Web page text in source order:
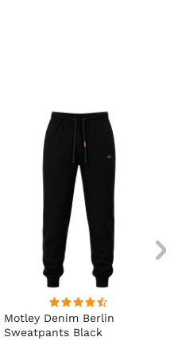
Motley Denim Berlin
Sweatpants Black